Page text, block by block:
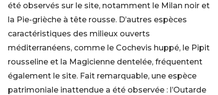
été observés sur le site, notamment le Milan noir et
la Pie-grièche à tête rousse. D’autres espèces
caractéristiques des milieux ouverts
méditerranéens, comme le Cochevis huppé, le Pipit
rousseline et la Magicienne dentelée, fréquentent
également le site. Fait remarquable, une espèce
patrimoniale inattendue a été observée : l’Outarde